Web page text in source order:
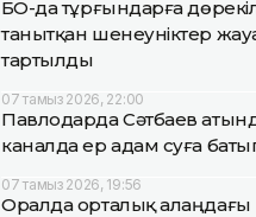
БҚО-да тұрғындарға
танытқан шенеуніктер
тартылды
07 тамыз 2026, 22:00
Павлодарда Сәтбаев
каналда ер адам суға батып
07 тамыз 2026, 19:56
Оралда орталық алаңдағы